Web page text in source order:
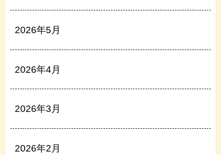
2026年5月
2026年4月
2026年3月
2026年2月